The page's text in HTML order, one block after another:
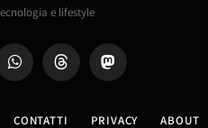
WhatsAppThreads Mastodon
CONTATTI PRIVACY ABOUT